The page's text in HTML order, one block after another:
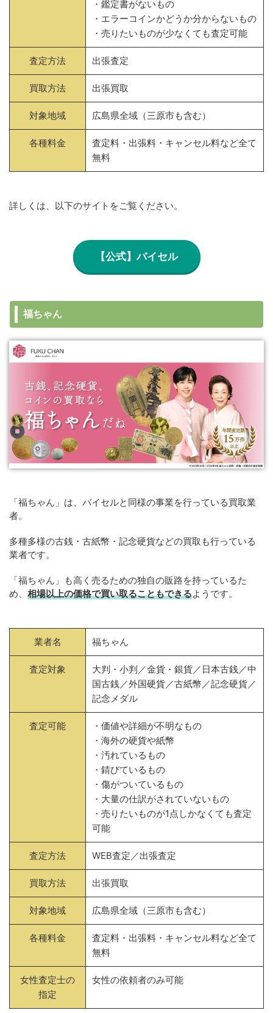
・鑑定書がないもの
・エラーコインかどうか分からないもの
・売りたいものが少なくても査定可能
査定方法 出張査定
買取方法 出張買取
対象地域 広島県全域（三原市も含む）
各種料金
査定料・出張料・キャンセル料など全て
無料
詳しくは、以下のサイトをご覧ください。
【公式】バイセル
福ちゃん
「福ちゃん」は、バイセルと同様の事業を行っている買取業
者。
多種多様の古銭・古紙幣・記念硬貨などの買取も行っている
業者です。
「福ちゃん」も高く売るための独自の販路を持っているた
め、 相場以上の価格で買い取ることもできるようです。
業者名 福ちゃん
査定対象
大判・小判／金貨・銀貨／日本古銭／中
国古銭／外国硬貨／古紙幣／記念硬貨／
記念メダル
査定可能
・価値や詳細が不明なもの
・海外の硬貨や紙幣
・汚れているもの
・錆びているもの
・傷がついているもの
・大量の仕訳がされていないもの
・売りたいものが1点しかなくても査定
可能
査定方法 WEB査定／出張査定
買取方法 出張買取
対象地域 広島県全域（三原市も含む）
各種料金
査定料・出張料・キャンセル料など全て
無料
女性査定士の
指定
女性の依頼者のみ可能